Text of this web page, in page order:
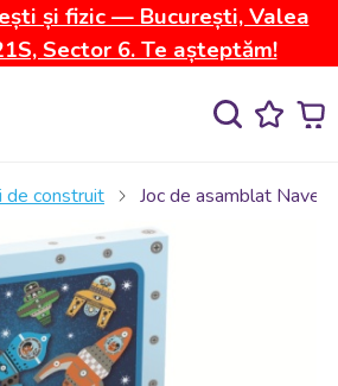
și fizic — București, Valea
Sector 6. Te așteptăm!
de construit Joc de asamblat Nave